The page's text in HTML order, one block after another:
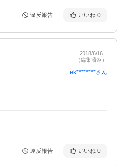
違反報告 いいね 0
2018/6/16
（編集済み）
tek********さん
違反報告 いいね 0